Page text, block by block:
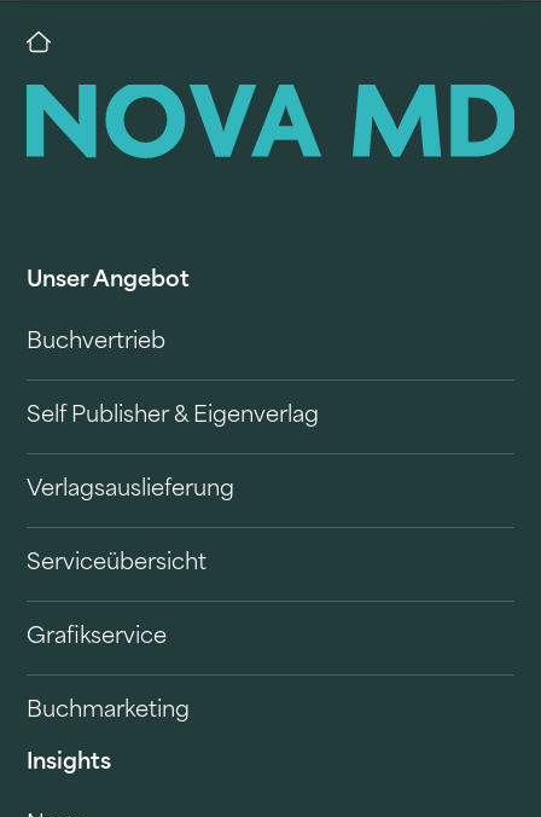
Unser Angebot
Buchvertrieb
Self Publisher & Eigenverlag
Verlagsauslieferung
Serviceübersicht
Grafikservice
Buchmarketing
Insights